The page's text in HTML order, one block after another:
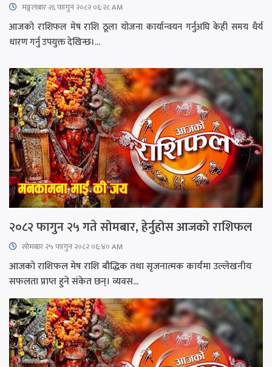
मङ्गलबार २६ फागुन २०८२ ०६:२८ AM
आजको राशिफल मेष राशि ठूला योजना कार्यान्वयन गर्नुअघि केही समय धैर्य
धारण गर्नु उपयुक्त देखिन्छ।...
२०८२ फागुन २५ गते सोमबार, हेर्नुहोस आजको राशिफल
सोमबार २५ फागुन २०८२ ०६:४० AM
आजको राशिफल मेष राशि बौद्धिक तथा सृजनात्मक कार्यमा उल्लेखनीय
सफलता प्राप्त हुने संकेत छन्। व्यवस...